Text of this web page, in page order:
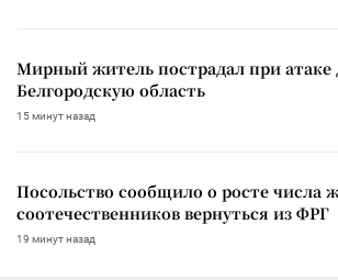
Мирный житель пострадал при атаке
Белгородскую область
15 минут назад
Посольство сообщило о росте числа
соотечественников вернуться из ФРГ
19 минут назад